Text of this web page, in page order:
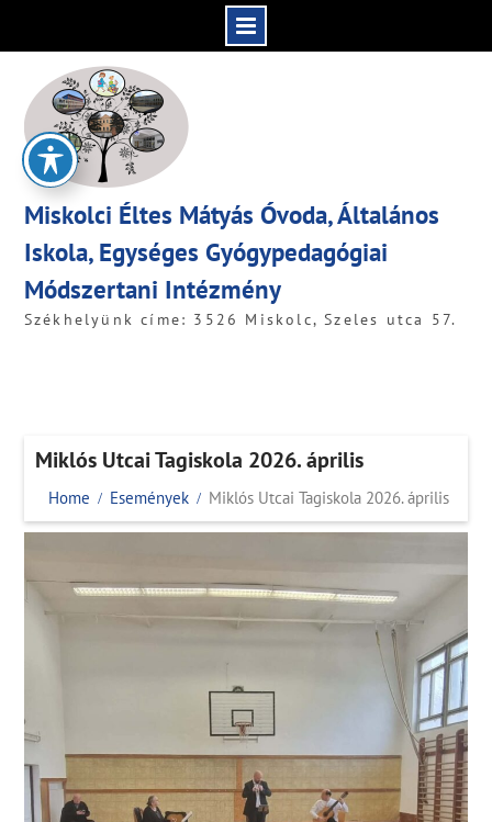
content
Miskolci Éltes Mátyás Óvoda, Általános
Iskola, Egységes Gyógypedagógiai
Módszertani Intézmény
Székhelyünk címe: 3526 Miskolc, Szeles utca 57.
Miklós Utcai Tagiskola 2026. április
Home Események Miklós Utcai Tagiskola 2026. április